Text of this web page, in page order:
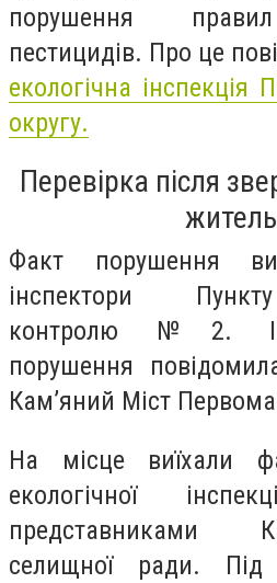
порушення
пестицидів. Про це
екологічна інспекція
округу.
Перевірка після
Факт порушення
інспектори
контролю №2.
порушення
Кам’яний Міст
На місце виїхали
екологічної
представниками
селищної ради. Під